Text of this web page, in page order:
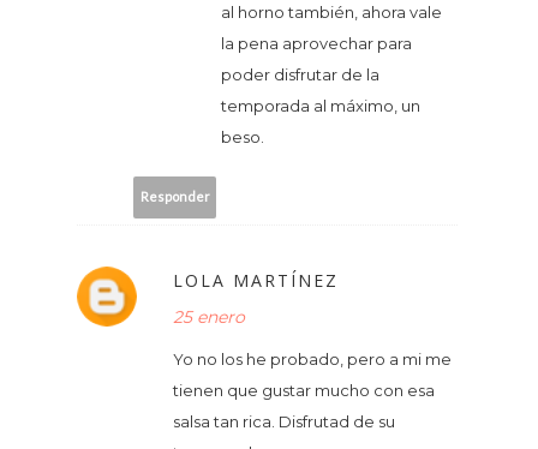
al horno también, ahora vale
la pena aprovechar para
poder disfrutar de la
temporada al máximo, un
beso.
Responder
LOLA MARTÍNEZ
25 enero
Yo no los he probado, pero a mi me
tienen que gustar mucho con esa
salsa tan rica. Disfrutad de su